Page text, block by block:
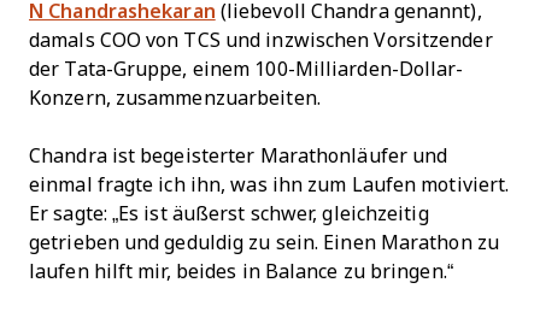
N Chandrashekaran (liebevoll Chandra genannt),
damals COO von TCS und inzwischen Vorsitzender
der Tata-Gruppe, einem 100-Milliarden-Dollar-
Konzern, zusammenzuarbeiten.
Chandra ist begeisterter Marathonläufer und
einmal fragte ich ihn, was ihn zum Laufen motiviert.
Er sagte: „Es ist äußerst schwer, gleichzeitig
getrieben und geduldig zu sein. Einen Marathon zu
laufen hilft mir, beides in Balance zu bringen.“